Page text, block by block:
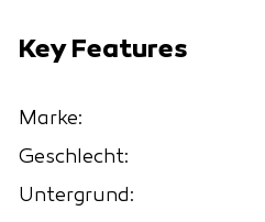
Key Features
Marke:
Geschlecht:
Untergrund: